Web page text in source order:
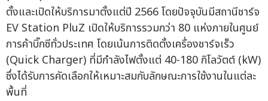
ตั้งและเปิดให้บริการมาตั้งแต่ปี 2566 โดยปัจจุบันมีสถานีชาร์จ
EV Station PluZ เปิดให้บริการรวมกว่า 80 แห่งภายในศูนย์
การค้าบิ๊กซีทั่วประเทศ โดยเน้นการติดตั้งเครื่องชาร์จเร็ว
(Quick Charger) ที่มีกำลังไฟตั้งแต่ 40-180 กิโลวัตต์ (kW)
ซึ่งได้รับการคัดเลือกให้เหมาะสมกับลักษณะการใช้งานในแต่ละ
พื้นที่